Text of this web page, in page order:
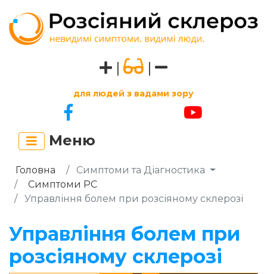
| |
для людей з вадами зору
Меню
Головна
Симптоми та Діагностика
Симптоми РС
Управління болем при розсіяному склерозі
Управління болем при
розсіяному склерозі